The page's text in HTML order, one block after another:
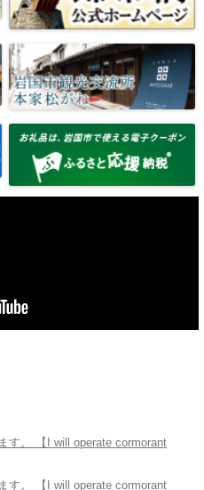
す。 【I will operate cormorant
す。 【I will operate cormorant